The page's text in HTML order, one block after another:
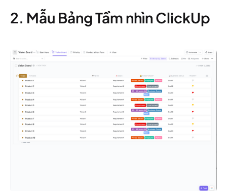
2. Mẫu Bảng Tầm nhìn ClickUp